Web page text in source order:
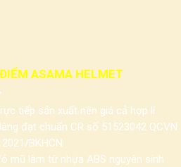
ASAMA HELMET
tiếp sản xuất nên giá cả hợp lí
đạt chuẩn CR số 51523042 QCVN
BKHCN
mũ làm từ nhựa ABS nguyên sinh